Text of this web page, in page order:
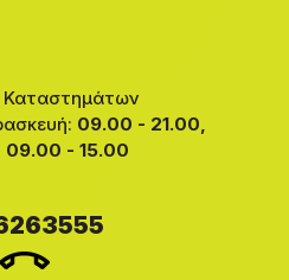
09.00 - 21.00,
09.00 - 15.00